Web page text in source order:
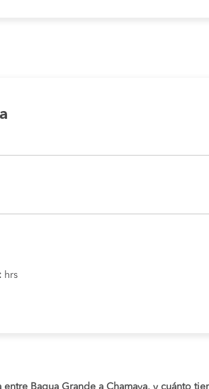
hrs
entre Bagua Grande a Chamaya, y cuánto